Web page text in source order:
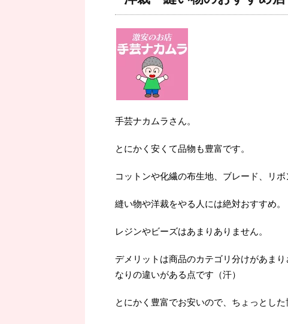
手芸ナカムラさん。
とにかく安くて品物も豊富です。
コットンや化繊の布生地、ブレード、リ
縫い物や洋裁をやる人には絶対おすすめ。
レジンやビーズはあまりありません。
デメリットは商品のカテゴリ分けがあま
なりの違いがある点です（汗）
とにかく豊富でお安いので、ちょっとし